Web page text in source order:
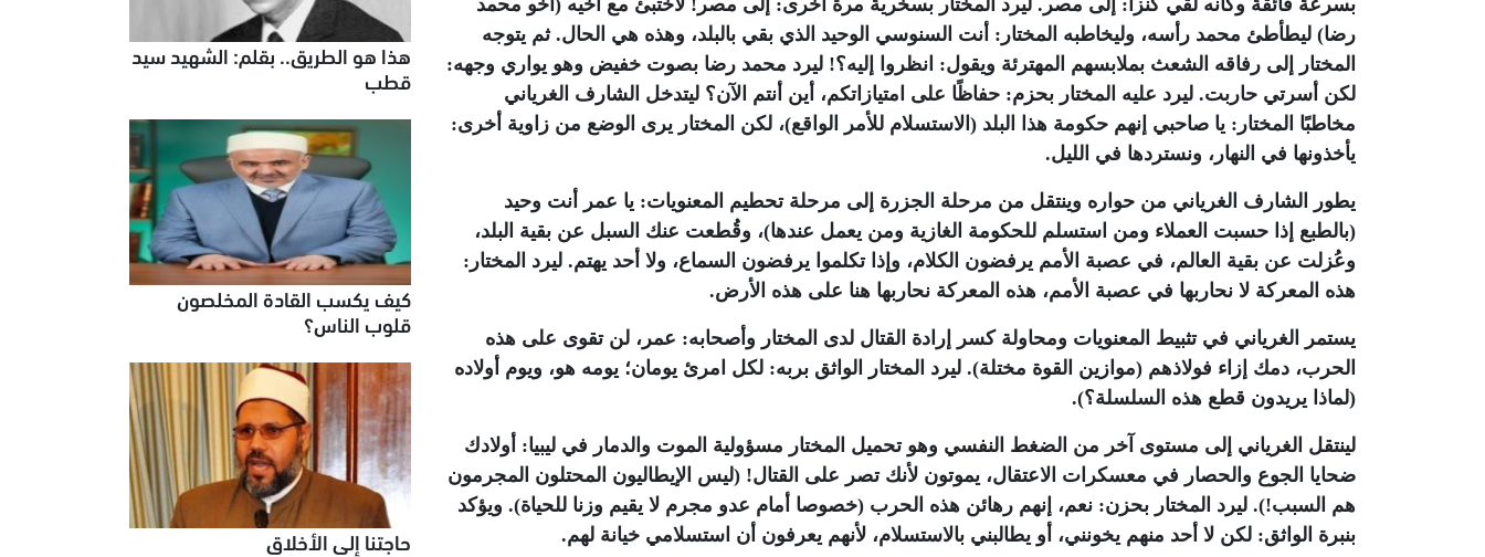
بسرعة فائقة وكأنه لقي كنزا: إلى مصر. ليرد المختار بسخرية مرة أخرى: إلى مصر! لأختبئ مع أخيه (أخو محمد
رضا) ليطأطئ محمد رأسه، وليخاطبه المختار: أنت السنوسي الوحيد الذي بقي بالبلد، وهذه هي الحال. ثم يتوجه
المختار إلى رفاقه الشعث بملابسهم المهترئة ويقول: انظروا إليه؟! ليرد محمد رضا بصوت خفيض وهو يواري وجهه:
لكن أسرتي حاربت. ليرد عليه المختار بحزم: حفاظًا على امتيازاتكم، أين أنتم الآن؟ ليتدخل الشارف الغرياني
مخاطبًا المختار: يا صاحبي إنهم حكومة هذا البلد (الاستسلام للأمر الواقع)، لكن المختار يرى الوضع من زاوية أخرى:
يأخذونها في النهار، ونستردها في الليل.
يطور الشارف الغرياني من حواره وينتقل من مرحلة الجزرة إلى مرحلة تحطيم المعنويات: يا عمر أنت وحيد
(بالطبع إذا حسبت العملاء ومن استسلم للحكومة الغازية ومن يعمل عندها)، وقُطعت عنك السبل عن بقية البلد،
وعُزلت عن بقية العالم، في عصبة الأمم يرفضون الكلام، وإذا تكلموا يرفضون السماع، ولا أحد يهتم. ليرد المختار:
هذه المعركة لا نحاربها في عصبة الأمم، هذه المعركة نحاربها هنا على هذه الأرض.
يستمر الغرياني في تثبيط المعنويات ومحاولة كسر إرادة القتال لدى المختار وأصحابه: عمر، لن تقوى على هذه
الحرب، دمك إزاء فولاذهم (موازين القوة مختلة). ليرد المختار الواثق بربه: لكل امرئ يومان؛ يومه هو، ويوم أولاده
(لماذا يريدون قطع هذه السلسلة؟).
لينتقل الغرياني إلى مستوى آخر من الضغط النفسي وهو تحميل المختار مسؤولية الموت والدمار في ليبيا: أولادك
ضحايا الجوع والحصار في معسكرات الاعتقال، يموتون لأنك تصر على القتال! (ليس الإيطاليون المحتلون المجرمون
هم السبب!). ليرد المختار بحزن: نعم، إنهم رهائن هذه الحرب (خصوصا أمام عدو مجرم لا يقيم وزنا للحياة). ويؤكد
بنبرة الواثق: لكن لا أحد منهم يخونني، أو يطالبني بالاستسلام، لأنهم يعرفون أن استسلامي خيانة لهم.
هذا هو الطريق.. بقلم: الشهيد سيد
قطب
كيف يكسب القادة المخلصون
قلوب الناس؟
حاجتنا إلى الأخلاق